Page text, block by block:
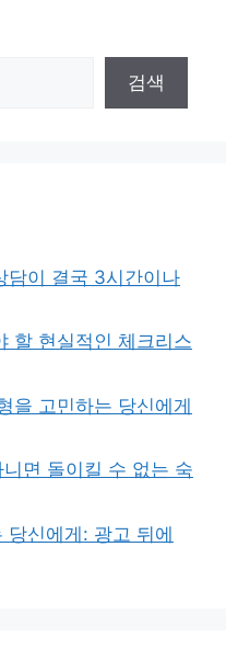
검색
담이 결국 3시간이나
할 현실적인 체크리스
을 고민하는 당신에게
면 돌이킬 수 없는 숙
당신에게: 광고 뒤에